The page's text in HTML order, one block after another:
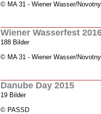
© MA 31 - Wiener Wasser/
Wiener Wasserfest
188 Bilder
© MA 31 - Wiener Wasser/
Danube Day 2015
19 Bilder
© PASSD